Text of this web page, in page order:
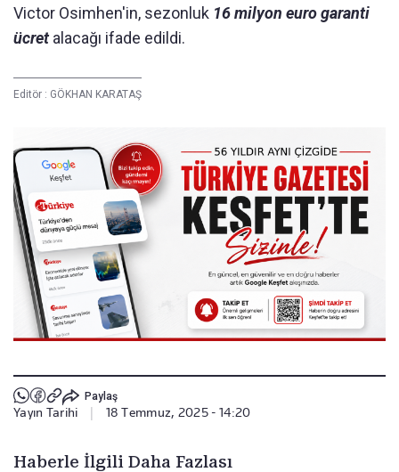
Victor Osimhen'in, sezonluk 16 milyon euro garanti
ücretalacağı ifade edildi.
Editör : GÖKHAN KARATAŞ
Paylaş
Yayın Tarihi 18 Temmuz, 2025 - 14:20
Haberle İlgili Daha Fazlası